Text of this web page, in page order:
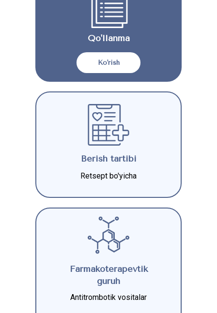
Berish tartibi
Retsept bo'yicha
Farmakoterapevtik
guruh
Antitrombotik vositalar
Qo'llanma
Ko'rish